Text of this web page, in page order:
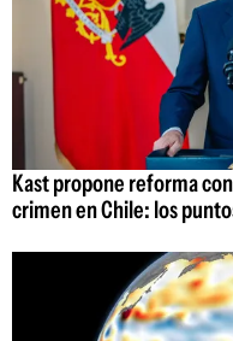
Kast propone reforma
crimen en Chile: los